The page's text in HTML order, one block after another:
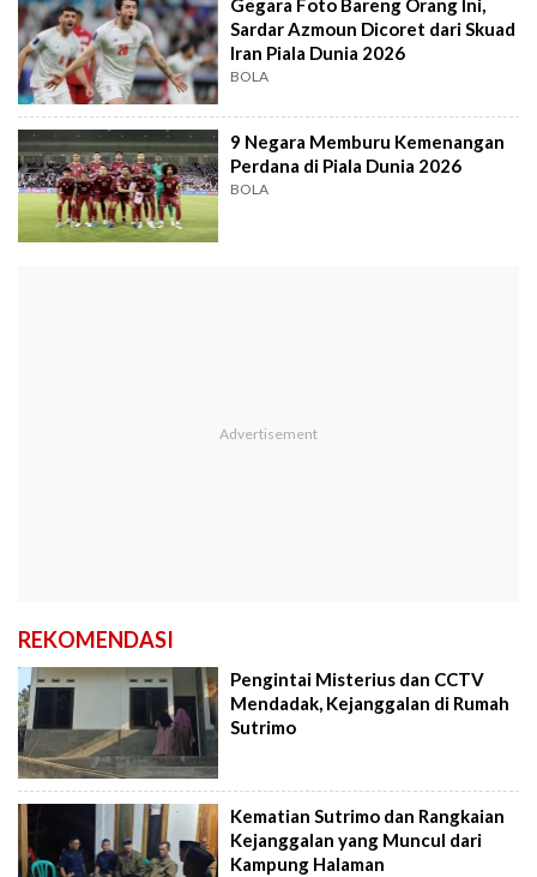
Gegara Foto Bareng Orang Ini,
Sardar Azmoun Dicoret dari Skuad
Iran Piala Dunia 2026
BOLA
9 Negara Memburu Kemenangan
Perdana di Piala Dunia 2026
BOLA
REKOMENDASI
Pengintai Misterius dan CCTV
Mendadak, Kejanggalan di Rumah
Sutrimo
Kematian Sutrimo dan Rangkaian
Kejanggalan yang Muncul dari
Kampung Halaman